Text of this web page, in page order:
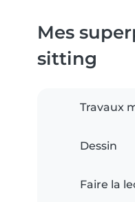
Mes
sitting
Travaux
Dessin
Faire la